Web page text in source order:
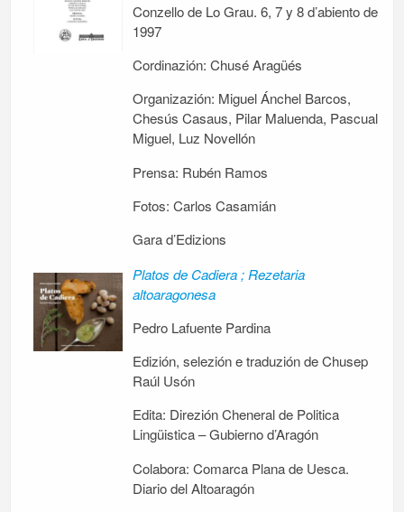
Conzello de Lo Grau. 6, 7 y 8 d’abiento de
1997
Cordinazión: Chusé Aragüés
Organizazión: Miguel Ánchel Barcos,
Chesús Casaus, Pilar Maluenda, Pascual
Miguel, Luz Novellón
Prensa: Rubén Ramos
Fotos: Carlos Casamián
Gara d’Edizions
Platos de Cadiera ; Rezetaria
altoaragonesa
Pedro Lafuente Pardina
Edizión, selezión e traduzión de Chusep
Raúl Usón
Edita: Direzión Cheneral de Politica
Lingüistica – Gubierno d’Aragón
Colabora: Comarca Plana de Uesca.
Diario del Altoaragón